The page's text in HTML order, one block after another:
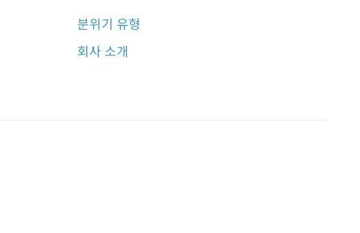
분위기 유형
회사 소개